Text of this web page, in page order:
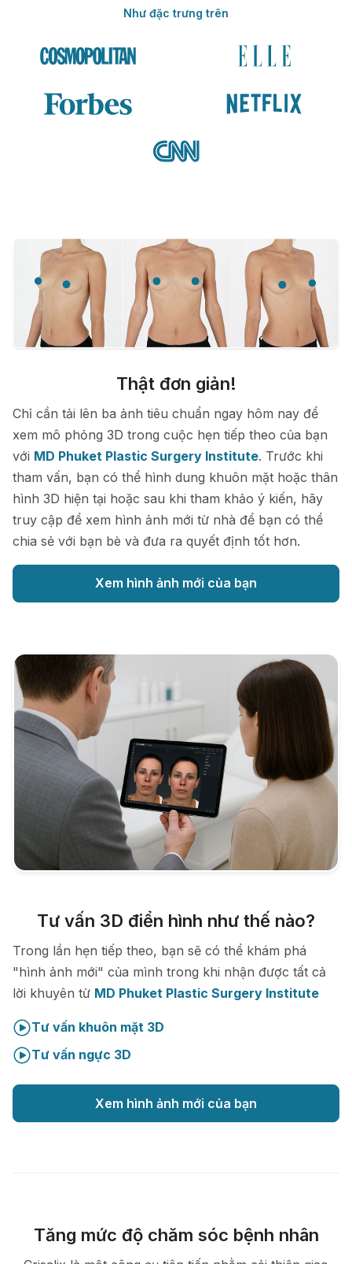
Như đặc trưng trên
Thật đơn giản!
Chỉ cần tải lên ba ảnh tiêu chuẩn ngay hôm nay để
xem mô phỏng 3D trong cuộc hẹn tiếp theo của bạn
với MD Phuket Plastic Surgery Institute. Trước khi
tham vấn, bạn có thể hình dung khuôn mặt hoặc thân
hình 3D hiện tại hoặc sau khi tham khảo ý kiến, hãy
truy cập để xem hình ảnh mới từ nhà để bạn có thể
chia sẻ với bạn bè và đưa ra quyết định tốt hơn.
Xem hình ảnh mới của bạn
Tư vấn 3D điển hình như thế nào?
Trong lần hẹn tiếp theo, bạn sẽ có thể khám phá
"hình ảnh mới" của mình trong khi nhận được tất cả
lời khuyên từ MD Phuket Plastic Surgery Institute
Tư vấn khuôn mặt 3D
Tư vấn ngực 3D
Xem hình ảnh mới của bạn
Tăng mức độ chăm sóc bệnh nhân